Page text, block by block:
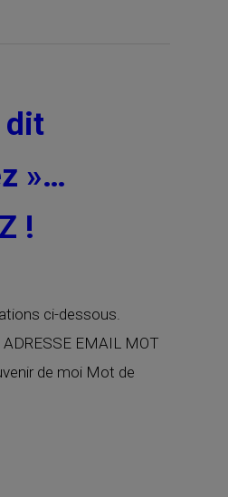
dit
»…
!
ci-dessous.
EMAIL MOT
de moi Mot de